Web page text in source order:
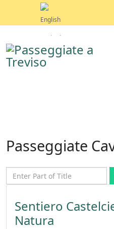
Passeggiate
Enter Part of Title
Sentiero
Natura